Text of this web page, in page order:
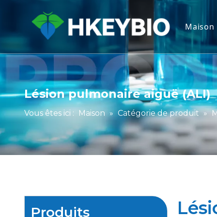
Maison
Lésion pulmonaire aiguë (ALI)
Vous êtes ici : Maison » Catégorie de produit »
Produits